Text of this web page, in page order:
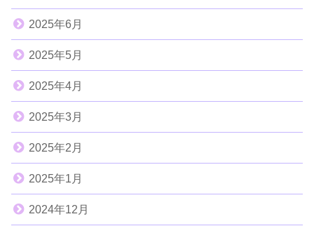
2025年6月
2025年5月
2025年4月
2025年3月
2025年2月
2025年1月
2024年12月